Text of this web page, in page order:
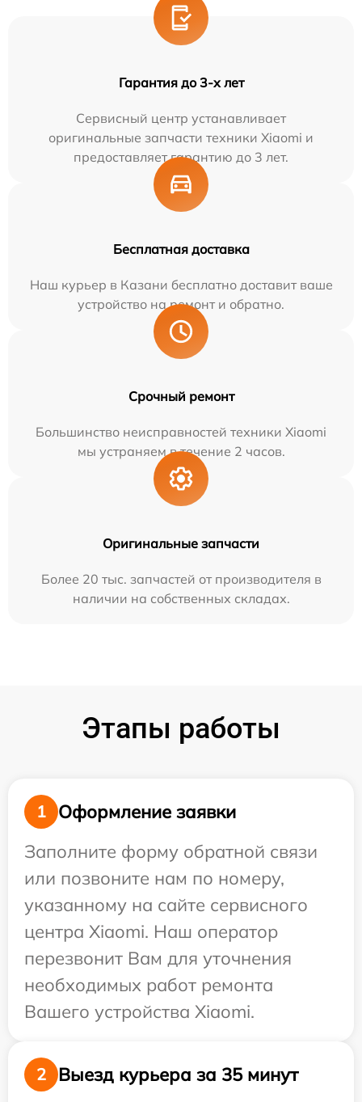
Гарантия до 3-х лет
Сервисный центр устанавливает
оригинальные запчасти техники Xiaomi и
предоставляет гарантию до 3 лет.
Бесплатная доставка
Наш курьер в Казани бесплатно доставит ваше
устройство на ремонт и обратно.
Срочный ремонт
Большинство неисправностей техники Xiaomi
мы устраняем в течение 2 часов.
Оригинальные запчасти
Более 20 тыс. запчастей от производителя в
наличии на собственных складах.
Этапы работы
1
Оформление заявки
Заполните форму обратной связи
или позвоните нам по номеру,
указанному на сайте сервисного
центра Xiaomi. Наш оператор
перезвонит Вам для уточнения
необходимых работ ремонта
Вашего устройства Xiaomi.
2
Выезд курьера за 35 минут